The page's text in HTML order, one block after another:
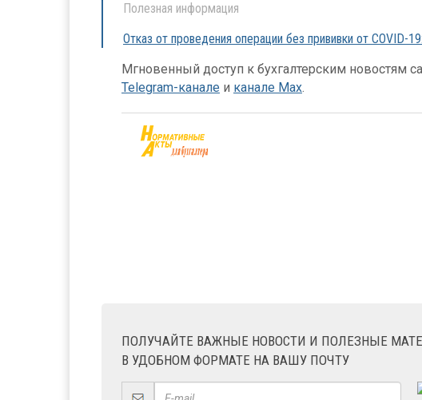
Полезная информация
Отказ от проведения операции без прививки от COVID-
Мгновенный доступ к бухгалтерским новостям
Telegram-канале и канале Max.
ПОЛУЧАЙТЕ ВАЖНЫЕ НОВОСТИ И ПОЛЕЗНЫЕ
В УДОБНОМ ФОРМАТЕ НА ВАШУ ПОЧТУ